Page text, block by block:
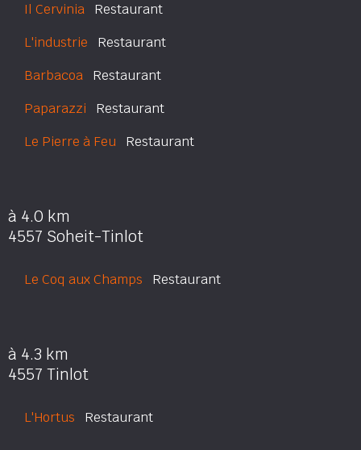
Il Cervinia Restaurant
L'industrie Restaurant
Barbacoa Restaurant
Paparazzi Restaurant
Le Pierre à Feu Restaurant
à 4.0 km
4557 Soheit-Tinlot
Le Coq aux Champs Restaurant
à 4.3 km
4557 Tinlot
L'Hortus Restaurant